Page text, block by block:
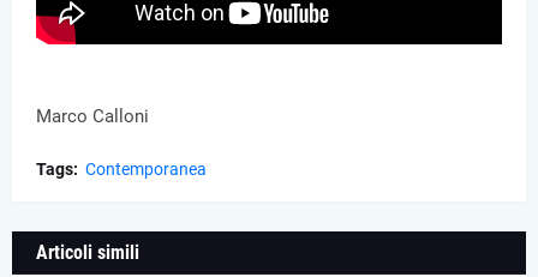
Marco Calloni
Tags: Contemporanea
Articoli simili